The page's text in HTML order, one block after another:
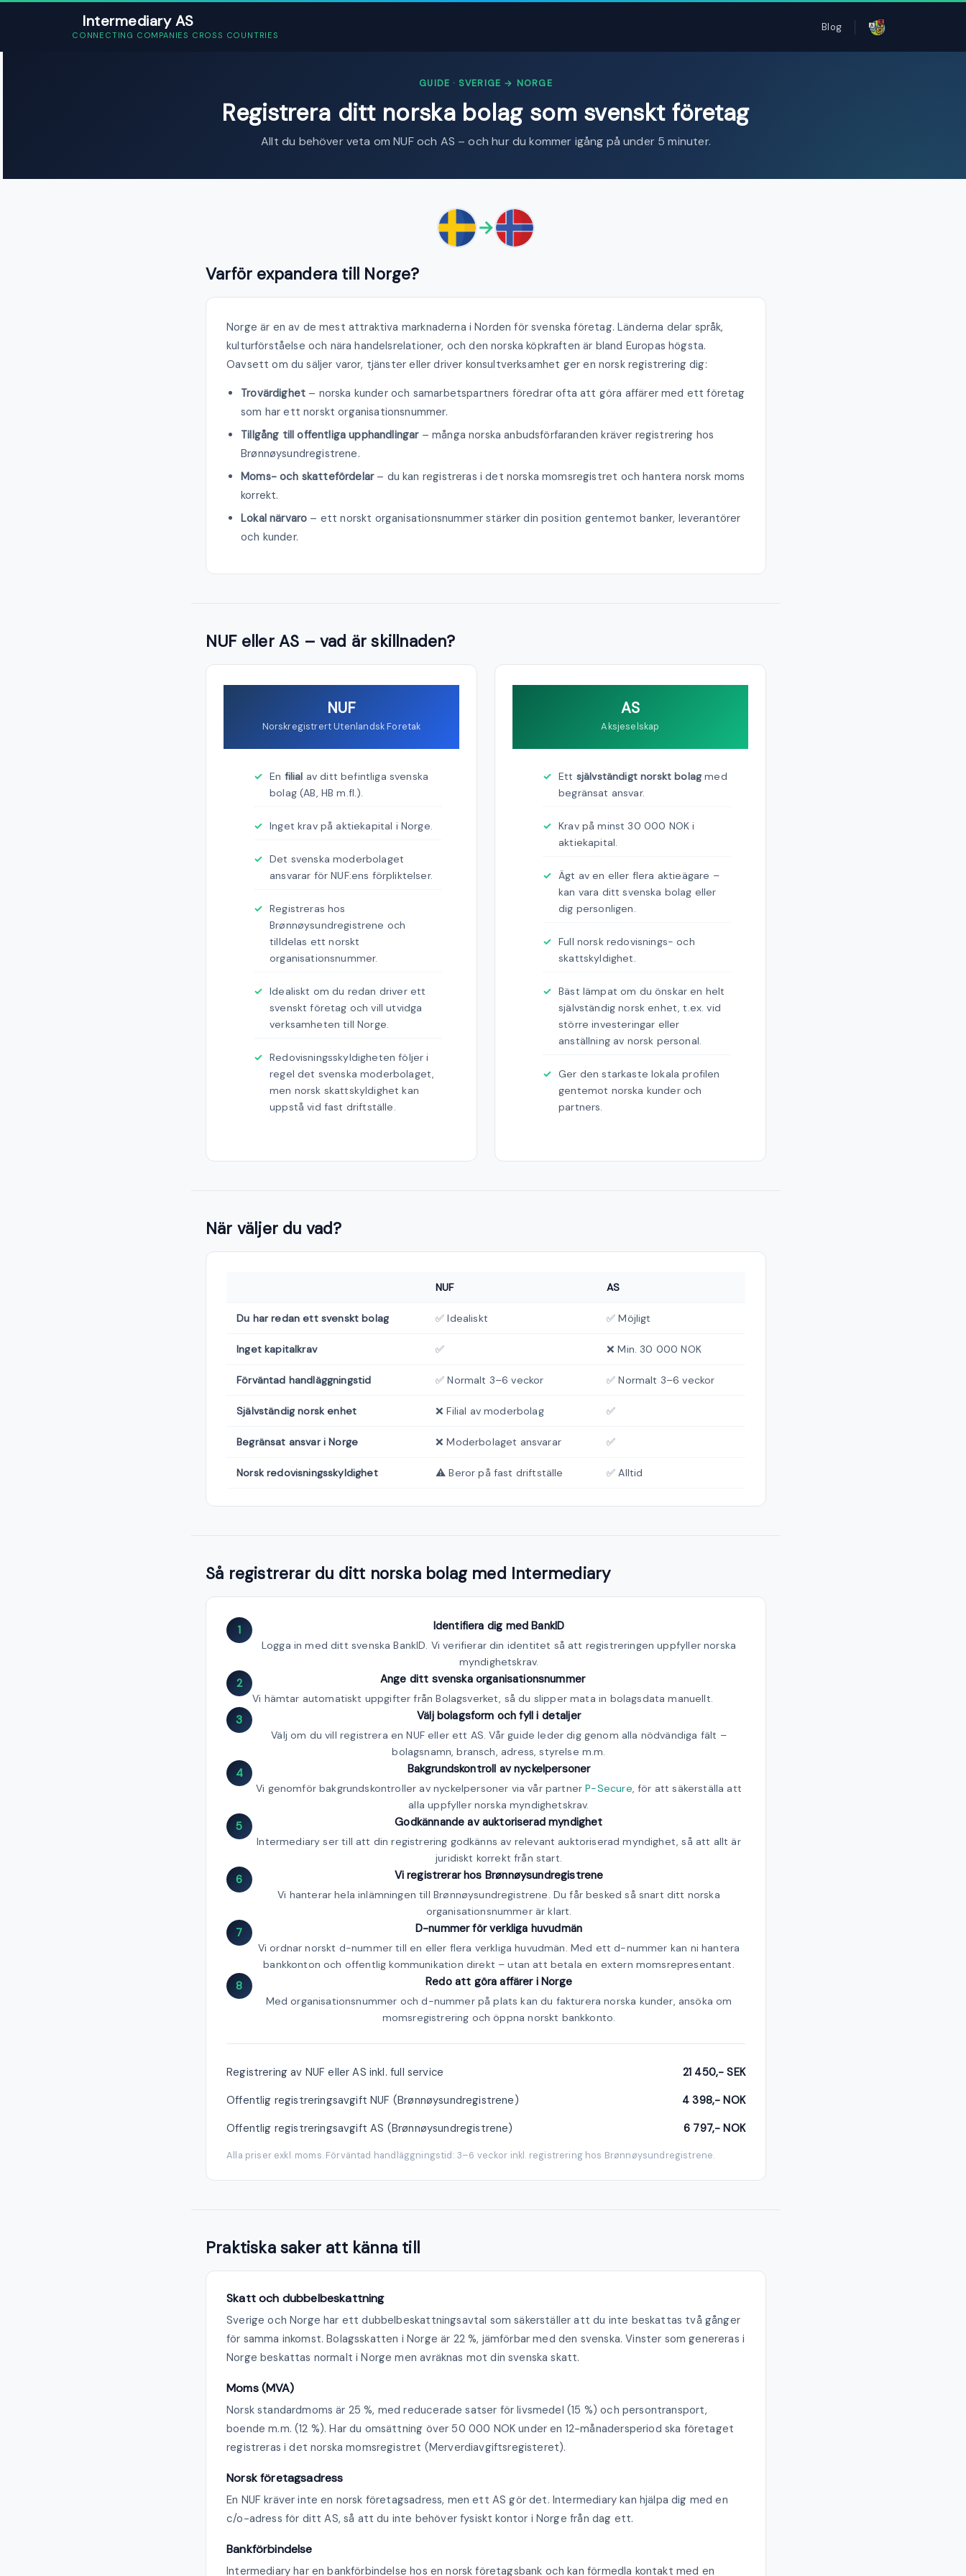
Intermediary AS
CONNECTING COMPANIES CROSS COUNTRIES
Blog
GUIDE · SVERIGE → NORGE
Registrera ditt norska bolag som svenskt företag
Allt du behöver veta om NUF och AS – och hur du kommer igång på under 5 minuter.
→
Varför expandera till Norge?
Norge är en av de mest attraktiva marknaderna i Norden för svenska företag. Länderna delar språk,
kulturförståelse och nära handelsrelationer, och den norska köpkraften är bland Europas högsta.
Oavsett om du säljer varor, tjänster eller driver konsultverksamhet ger en norsk registrering dig:
Trovärdighet – norska kunder och samarbetspartners föredrar ofta att göra affärer med ett företag
som har ett norskt organisationsnummer.
Tillgång till offentliga upphandlingar– många norska anbudsförfaranden kräver registrering hos
Brønnøysundregistrene.
Moms- och skattefördelar– du kan registreras i det norska momsregistret och hantera norsk moms
korrekt.
Lokal närvaro – ett norskt organisationsnummer stärker din position gentemot banker, leverantörer
och kunder.
NUF eller AS – vad är skillnaden?
NUF
Norskregistrert Utenlandsk Foretak
En filial av ditt befintliga svenska
bolag (AB, HB m.fl.).
Inget krav på aktiekapital i Norge.
Det svenska moderbolaget
ansvarar för NUF:ens förpliktelser.
Registreras hos
Brønnøysundregistrene och
tilldelas ett norskt
organisationsnummer.
Idealiskt om du redan driver ett
svenskt företag och vill utvidga
verksamheten till Norge.
Redovisningsskyldigheten följer i
regel det svenska moderbolaget,
men norsk skattskyldighet kan
uppstå vid fast driftställe.
AS
Aksjeselskap
Ett självständigt norskt bolag med
begränsat ansvar.
Krav på minst 30 000 NOK i
aktiekapital.
Ägt av en eller flera aktieägare –
kan vara ditt svenska bolag eller
dig personligen.
Full norsk redovisnings- och
skattskyldighet.
Bäst lämpat om du önskar en helt
självständig norsk enhet, t.ex. vid
större investeringar eller
anställning av norsk personal.
Ger den starkaste lokala profilen
gentemot norska kunder och
partners.
När väljer du vad?
NUF AS
Du har redan ett svenskt bolag ✅ Idealiskt ✅ Möjligt
Inget kapitalkrav ✅ ❌ Min. 30 000 NOK
Förväntad handläggningstid ✅ Normalt 3–6 veckor ✅ Normalt 3–6 veckor
Självständig norsk enhet ❌ Filial av moderbolag ✅
Begränsat ansvar i Norge ❌ Moderbolaget ansvarar ✅
Norsk redovisningsskyldighet ⚠️ Beror på fast driftställe ✅ Alltid
Så registrerar du ditt norska bolag med Intermediary
1 Identifiera dig med BankID
Logga in med ditt svenska BankID. Vi verifierar din identitet så att registreringen uppfyller norska
myndighetskrav.
2 Ange ditt svenska organisationsnummer
Vi hämtar automatiskt uppgifter från Bolagsverket, så du slipper mata in bolagsdata manuellt.
3 Välj bolagsform och fyll i detaljer
Välj om du vill registrera en NUF eller ett AS. Vår guide leder dig genom alla nödvändiga fält –
bolagsnamn, bransch, adress, styrelse m.m.
4 Bakgrundskontroll av nyckelpersoner
Vi genomför bakgrundskontroller av nyckelpersoner via vår partnerP-Secure, för att säkerställa att
alla uppfyller norska myndighetskrav.
5 Godkännande av auktoriserad myndighet
Intermediary ser till att din registrering godkänns av relevant auktoriserad myndighet, så att allt är
juridiskt korrekt från start.
6 Vi registrerar hos Brønnøysundregistrene
Vi hanterar hela inlämningen till Brønnøysundregistrene. Du får besked så snart ditt norska
organisationsnummer är klart.
7 D-nummer för verkliga huvudmän
Vi ordnar norskt d-nummer till en eller flera verkliga huvudmän. Med ett d-nummer kan ni hantera
bankkonton och offentlig kommunikation direkt – utan att betala en extern momsrepresentant.
8 Redo att göra affärer i Norge
Med organisationsnummer och d-nummer på plats kan du fakturera norska kunder, ansöka om
momsregistrering och öppna norskt bankkonto.
Registrering av NUF eller AS inkl. full service
21 450,- SEK
Offentlig registreringsavgift NUF (Brønnøysundregistrene)
4 398,- NOK
Offentlig registreringsavgift AS (Brønnøysundregistrene)
6 797,- NOK
Alla priser exkl. moms. Förväntad handläggningstid: 3–6 veckor inkl. registrering hos Brønnøysundregistrene.
Praktiska saker att känna till
Skatt och dubbelbeskattning
Sverige och Norge har ett dubbelbeskattningsavtal som säkerställer att du inte beskattas två gånger
för samma inkomst. Bolagsskatten i Norge är 22 %, jämförbar med den svenska. Vinster som genereras i
Norge beskattas normalt i Norge men avräknas mot din svenska skatt.
Moms (MVA)
Norsk standardmoms är 25 %, med reducerade satser för livsmedel (15 %) och persontransport,
boende m.m. (12 %). Har du omsättning över 50 000 NOK under en 12-månadersperiod ska företaget
registreras i det norska momsregistret (Merverdiavgiftsregisteret).
Norsk företagsadress
En NUF kräver inte en norsk företagsadress, men ett AS gör det. Intermediary kan hjälpa dig med en
c/o-adress för ditt AS, så att du inte behöver fysiskt kontor i Norge från dag ett.
Bankförbindelse
Intermediary har en bankförbindelse hos en norsk företagsbank och kan förmedla kontakt med en